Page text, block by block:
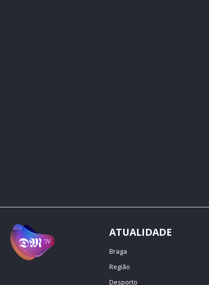
ATUALIDADE
Braga
Região
Desporto